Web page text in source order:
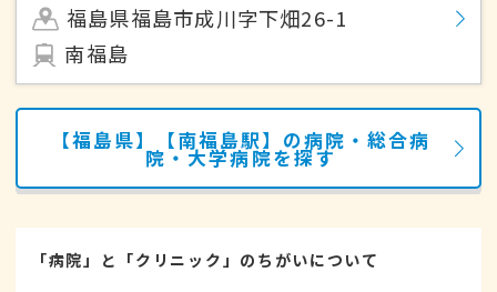
福島県福島市成川字下畑26-1
南福島
【福島県】【南福島駅】の病院・総合病
院・大学病院を探す
「病院」と「クリニック」のちがいについて